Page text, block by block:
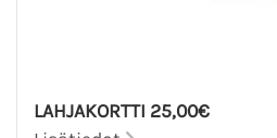
LAHJAKORTTI 25,00€